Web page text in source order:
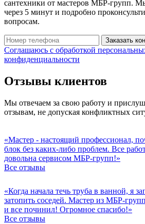
сантехники от мастеров МБР-групп.
через 5 минут и подробно
вопросам.
Заказать
Соглашаюсь с обработкой
конфиденциальности
Отзывы клиентов
Мы отвечаем за свою работу и
отзывам, не допуская конфликтных
«Мастер - настоящий профессионал,
блок без каких-либо проблем. Все
довольна сервисом МБР-групп!»
Все отзывы
«Когда начала течь труба в ванной, я
затопить соседей. Мастер из МБР-
и все починил! Огромное спасибо!»
Все отзывы